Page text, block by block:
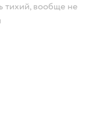
тихий, вообще не